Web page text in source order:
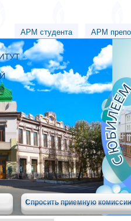
АРМ студента АРМ
Спросить приемную